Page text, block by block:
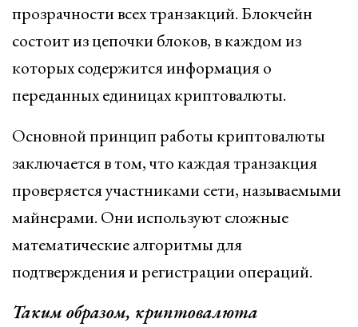
прозрачности всех транзакций. Блокчейн
состоит из цепочки блоков, в каждом из
которых содержится информация о
переданных единицах криптовалюты.
Основной принцип работы криптовалюты
заключается в том, что каждая транзакция
проверяется участниками сети, называемыми
майнерами. Они используют сложные
математические алгоритмы для
подтверждения и регистрации операций.
Таким образом, криптовалюта